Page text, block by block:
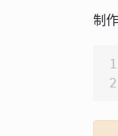
制